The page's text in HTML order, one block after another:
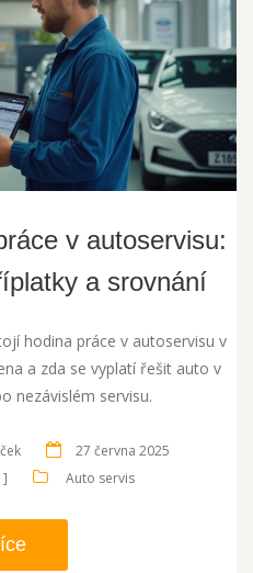
v autoservisu:
a srovnání
hodina práce v autoservisu v
a zda se vyplatí řešit auto v
nezávislém servisu.
27 června 2025
]
Auto servis